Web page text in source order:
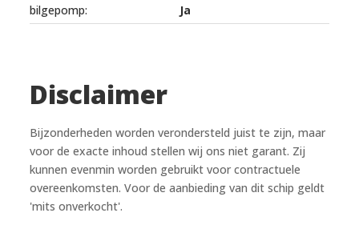
bilgepomp: Ja
Disclaimer
Bijzonderheden worden verondersteld juist te zijn, maar
voor de exacte inhoud stellen wij ons niet garant. Zij
kunnen evenmin worden gebruikt voor contractuele
overeenkomsten. Voor de aanbieding van dit schip geldt
'mits onverkocht'.